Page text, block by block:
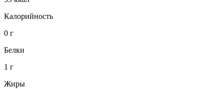
Калорийность
0 г
Белки
1 г
Жиры